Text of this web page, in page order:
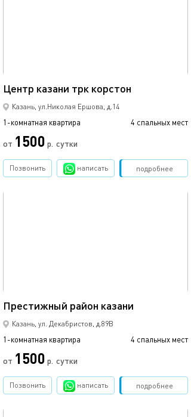
Центр казани трк корстон
Казань, ул.Николая Ершова, д.14
1-комнатная квартира 4 спальных мест
от 1500 р. сутки
подробнее
Позвонить написать Забронировать
Престижный район казани
Казань, ул. Декабристов, д.89В
1-комнатная квартира 4 спальных мест
от 1500 р. сутки
подробнее
Позвонить написать Забронировать